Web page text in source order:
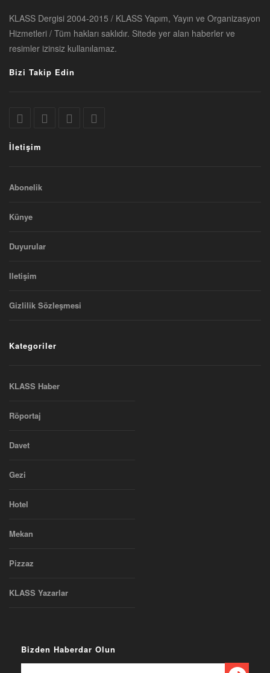
KLASS Dergisi 2004-2015 / KLASS Yapım, Yayın ve Organizasyon
Hizmetleri / Tüm hakları saklıdır. Sitede yer alan haberler ve
resimler izinsiz kullanılamaz.
Bizi Takip Edin
İletişim
Abonelik
Künye
Duyurular
Iletişim
Gizlilik Sözleşmesi
Kategoriler
KLASS Haber
Röportaj
Davet
Gezi
Hotel
Mekan
Pizzaz
KLASS Yazarlar
Bizden Haberdar Olun